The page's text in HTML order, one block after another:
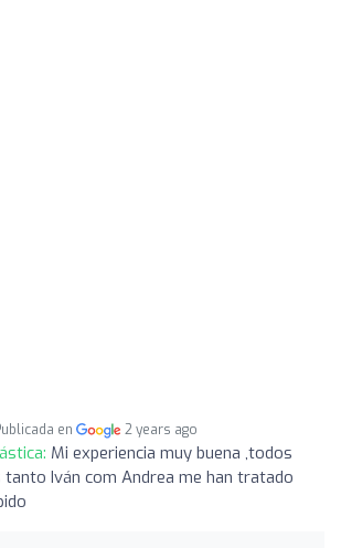
en 2 years ago
Mi experiencia muy buena ,todos
Iván com Andrea me han tratado